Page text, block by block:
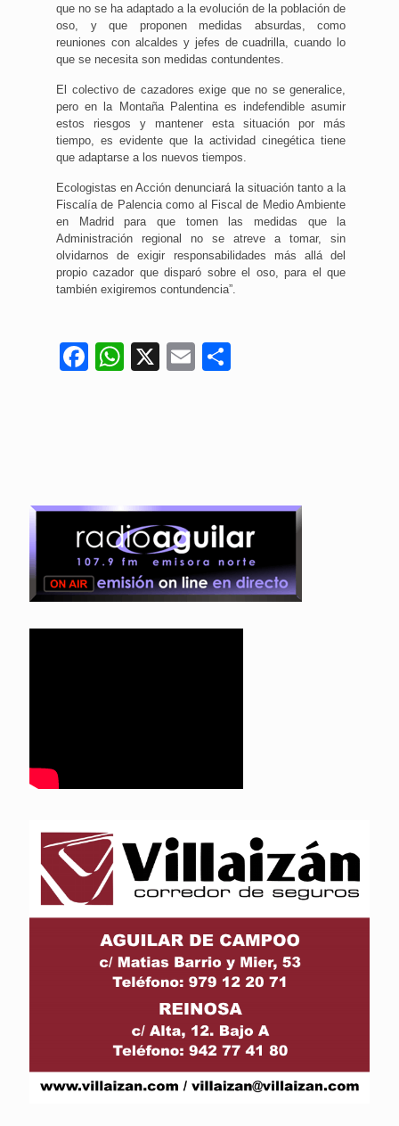
que no se ha adaptado a la evolución de la población de
oso, y que proponen medidas absurdas, como
reuniones con alcaldes y jefes de cuadrilla, cuando lo
que se necesita son medidas contundentes.
El colectivo de cazadores exige que no se generalice,
pero en la Montaña Palentina es indefendible asumir
estos riesgos y mantener esta situación por más
tiempo, es evidente que la actividad cinegética tiene
que adaptarse a los nuevos tiempos.
Ecologistas en Acción denunciará la situación tanto a la
Fiscalía de Palencia como al Fiscal de Medio Ambiente
en Madrid para que tomen las medidas que la
Administración regional no se atreve a tomar, sin
olvidarnos de exigir responsabilidades más allá del
propio cazador que disparó sobre el oso, para el que
también exigiremos contundencia”.
Facebook
WhatsApp
X Email